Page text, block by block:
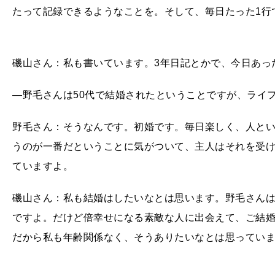
たって記録できるようなことを。そして、毎日たった1
磯山さん：私も書いています。3年日記とかで、今日あ
―野毛さんは50代で結婚されたということですが、ライ
野毛さん：そうなんです。初婚です。毎日楽しく、人と
うのが一番だということに気がついて、主人はそれを受
ていますよ。
磯山さん：私も結婚はしたいなとは思います。野毛さん
ですよ。だけど倍幸せになる素敵な人に出会えて、ご結
だから私も年齢関係なく、そうありたいなとは思ってい